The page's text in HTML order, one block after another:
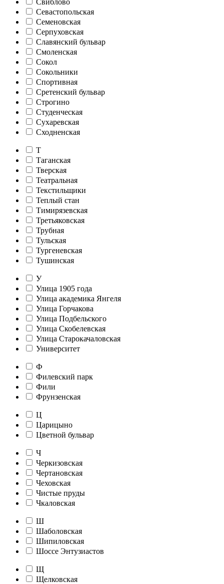
Севастопольская
Семеновская
Серпуховская
Славянский бульвар
Смоленская
Сокол
Сокольники
Спортивная
Сретенский бульвар
Строгино
Студенческая
Сухаревская
Сходненская
Т
Таганская
Тверская
Театральная
Текстильщики
Теплый стан
Тимирязевская
Третьяковская
Трубная
Тульская
Тургеневская
Тушинская
У
Улица 1905 года
Улица академика Янгеля
Улица Горчакова
Улица Подбельского
Улица Скобелевская
Улица Старокачаловская
Университет
Ф
Филевский парк
Фили
Фрунзенская
Ц
Царицыно
Цветной бульвар
Ч
Черкизовская
Чертановская
Чеховская
Чистые пруды
Чкаловская
Ш
Шаболовская
Шипиловская
Шоссе Энтузиастов
Щ
Щелковская